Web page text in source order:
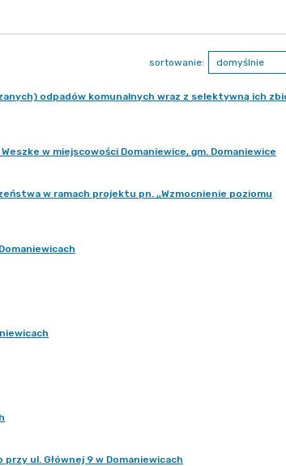
sortowanie:
odpadów komunalnych wraz z selektywną ich
w miejscowości Domaniewice, gm. Domaniewice
w ramach projektu pn. ,,Wzmocnienie poziomu
ul. Głównej 9 w Domaniewicach